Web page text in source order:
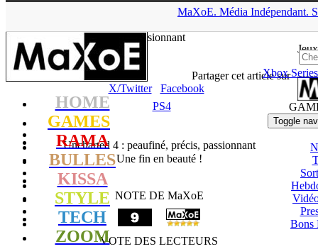
MaXoE. Média Indépendant.
HOME
GAMES
RAMA
BULLES
KISSA
STYLE
TECH
ZOOM
Jeux
Xbox
Toggle
Bons
passionnant
Partager cet article sur
X/Twitter
Facebook
PS4
Uncharted 4 : peaufiné, précis, passionnant
Une fin en beauté !
NOTE DE MaXoE
VOTE DES LECTEURS